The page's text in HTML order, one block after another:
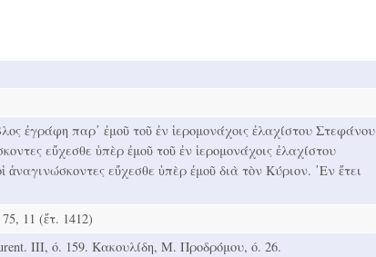
ἐγράφη παρ᾿ ἐμοῦ τοῦ ἐν ἱερομονάχοις ἐλαχίστου Στεφάνου
εὔχεσθε ὑπὲρ ἐμοῦ τοῦ ἐν ἱερομονάχοις ἐλαχίστου
ἀναγινώσκοντες εὔχεσθε ὑπὲρ ἐμοῦ διὰ τὸν Κύριον. ᾿Εν ἔτει
11 (ἔτ. 1412)
ΙΙΙ, ó. 159. Κακουλίδη, Μ. Προδρόμου, ó. 26.